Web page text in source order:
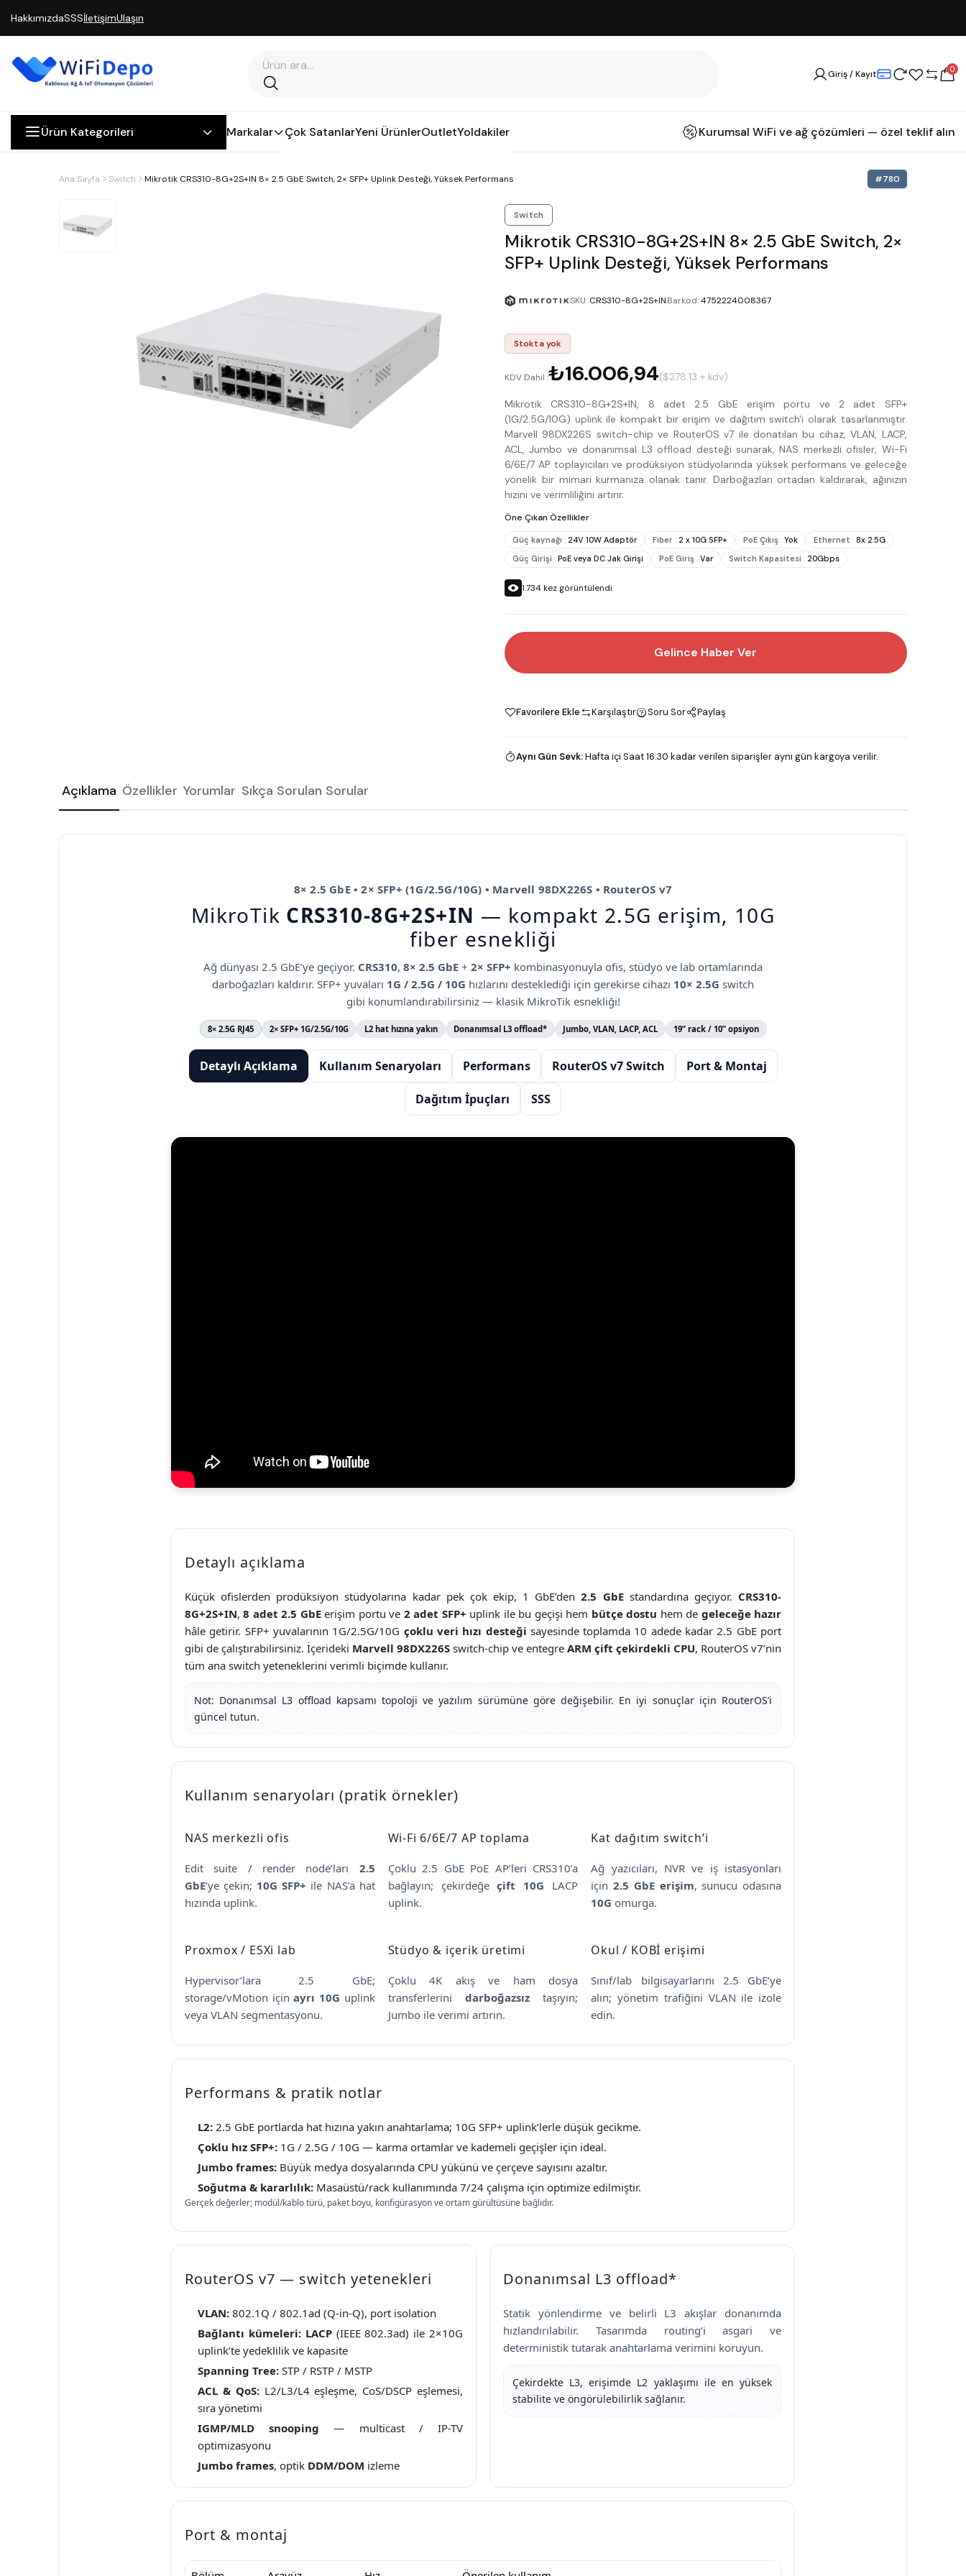
HakkımızdaSSSİletişimUlaşın
Giriş / Kayıt 0
Ürün Kategorileri Markalar Çok SatanlarYeni ÜrünlerOutletYoldakiler Kurumsal WiFi ve ağ çözümleri — özel teklif alın
Ana Sayfa Switch Mikrotik CRS310-8G+2S+IN 8× 2.5 GbE Switch, 2× SFP+ Uplink Desteği, Yüksek Performans #780
Switch
Mikrotik CRS310-8G+2S+IN 8× 2.5 GbE Switch, 2×
SFP+ Uplink Desteği, Yüksek Performans
SKU: CRS310-8G+2S+INBarkod:4752224008367
Stokta yok
KDV Dahil :₺16.006,94($278.13 + kdv)
Mikrotik CRS310-8G+2S+IN, 8 adet 2.5 GbE erişim portu ve 2 adet SFP+
(1G/2.5G/10G) uplink ile kompakt bir erişim ve dağıtım switch'i olarak tasarlanmıştır.
Marvell 98DX226S switch-chip ve RouterOS v7 ile donatılan bu cihaz, VLAN, LACP,
ACL, Jumbo ve donanımsal L3 offload desteği sunarak, NAS merkezli ofisler, Wi-Fi
6/6E/7 AP toplayıcıları ve prodüksiyon stüdyolarında yüksek performans ve geleceğe
yönelik bir mimari kurmanıza olanak tanır. Darboğazları ortadan kaldırarak, ağınızın
hızını ve verimliliğini artırır.
Öne Çıkan Özellikler
Güç kaynağı : 24V 10W Adaptör Fiber : 2 x 10G SFP+ PoE Çıkış : Yok Ethernet : 8x 2.5G
Güç Girişi : PoE veya DC Jak Girişi PoE Giriş : Var Switch Kapasitesi : 20Gbps
1.734kez görüntülendi
Gelince Haber Ver
Favorilere Ekle Karşılaştır Soru Sor Paylaş
Aynı Gün Sevk:Hafta içi Saat 16:30 kadar verilen siparişler aynı gün kargoya verilir.
Açıklama Özellikler Yorumlar Sıkça Sorulan Sorular
8× 2.5 GbE • 2× SFP+ (1G/2.5G/10G) • Marvell 98DX226S • RouterOS v7
MikroTik CRS310-8G+2S+IN — kompakt 2.5G erişim, 10G
fiber esnekliği
Ağ dünyası 2.5 GbE’ye geçiyor. CRS310, 8× 2.5 GbE + 2× SFP+ kombinasyonuyla ofis, stüdyo ve lab ortamlarında
darboğazları kaldırır. SFP+ yuvaları 1G / 2.5G / 10G hızlarını desteklediği için gerekirse cihazı 10× 2.5G switch
gibi konumlandırabilirsiniz — klasik MikroTik esnekliği!
8× 2.5G RJ45 2× SFP+ 1G/2.5G/10G L2 hat hızına yakın Donanımsal L3 offload* Jumbo, VLAN, LACP, ACL 19” rack / 10” opsiyon
Detaylı Açıklama Kullanım Senaryoları Performans RouterOS v7 Switch Port & Montaj
Dağıtım İpuçları SSS
Detaylı açıklama
Küçük ofislerden prodüksiyon stüdyolarına kadar pek çok ekip, 1 GbE’den2.5 GbEstandardına geçiyor. CRS310-
8G+2S+IN,8 adet 2.5 GbEerişim portu ve 2 adet SFP+ uplink ile bu geçişi hem bütçe dostu hem de geleceğe hazır
hâle getirir. SFP+ yuvalarının 1G/2.5G/10G çoklu veri hızı desteği sayesinde toplamda 10 adede kadar 2.5 GbE port
gibi de çalıştırabilirsiniz. İçerideki Marvell 98DX226S switch-chip ve entegre ARM çift çekirdekli CPU, RouterOS v7’nin
tüm ana switch yeteneklerini verimli biçimde kullanır.
Not: Donanımsal L3 offload kapsamı topoloji ve yazılım sürümüne göre değişebilir. En iyi sonuçlar için RouterOS’i
güncel tutun.
Kullanım senaryoları (pratik örnekler)
NAS merkezli ofis
Edit suite / render node’ları 2.5
GbE’ye çekin; 10G SFP+ ile NAS’a hat
hızında uplink.
Wi-Fi 6/6E/7 AP toplama
Çoklu 2.5 GbE PoE AP’leri CRS310’a
bağlayın; çekirdeğeçift 10G LACP
uplink.
Kat dağıtım switch’i
Ağ yazıcıları, NVR ve iş istasyonları
için2.5 GbE erişim, sunucu odasına
10G omurga.
Proxmox / ESXi lab
Hypervisor’lara 2.5 GbE;
storage/vMotion içinayrı 10G uplink
veya VLAN segmentasyonu.
Stüdyo & içerik üretimi
Çoklu 4K akış ve ham dosya
transferlerini darboğazsıztaşıyın;
Jumbo ile verimi artırın.
Okul / KOBİ erişimi
Sınıf/lab bilgisayarlarını 2.5 GbE’ye
alın; yönetim trafiğini VLAN ile izole
edin.
Performans & pratik notlar
L2: 2.5 GbE portlarda hat hızına yakın anahtarlama; 10G SFP+ uplink’lerle düşük gecikme.
Çoklu hız SFP+: 1G / 2.5G / 10G — karma ortamlar ve kademeli geçişler için ideal.
Jumbo frames: Büyük medya dosyalarında CPU yükünü ve çerçeve sayısını azaltır.
Soğutma & kararlılık: Masaüstü/rack kullanımında 7/24 çalışma için optimize edilmiştir.
Gerçek değerler; modül/kablo türü, paket boyu, konfigürasyon ve ortam gürültüsüne bağlıdır.
RouterOS v7 — switch yetenekleri
VLAN: 802.1Q / 802.1ad (Q-in-Q), port isolation
Bağlantı kümeleri: LACP(IEEE 802.3ad) ile 2×10G
uplink’te yedeklilik ve kapasite
Spanning Tree: STP / RSTP / MSTP
ACL & QoS:L2/L3/L4 eşleşme, CoS/DSCP eşlemesi,
sıra yönetimi
IGMP/MLD snooping — multicast / IP-TV
optimizasyonu
Jumbo frames, optik DDM/DOM izleme
Donanımsal L3 offload*
Statik yönlendirme ve belirli L3 akışlar donanımda
hızlandırılabilir. Tasarımda routing’i asgari ve
deterministik tutarak anahtarlama verimini koruyun.
Çekirdekte L3, erişimde L2 yaklaşımı ile en yüksek
stabilite ve öngörülebilirlik sağlanır.
Port & montaj